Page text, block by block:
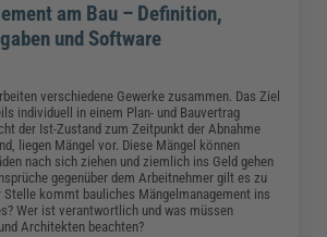
am Bau – Definition,
und Software
verschiedene Gewerke zusammen. Das Ziel
individuell in einem Plan- und Bauvertrag
der Ist-Zustand zum Zeitpunkt der Abnahme
liegen Mängel vor. Diese Mängel können
nach sich ziehen und ziemlich ins Geld gehen
gegenüber dem Arbeitnehmer gilt es zu
Stelle kommt bauliches Mängelmanagement ins
Wer ist verantwortlich und was müssen
Architekten beachten?